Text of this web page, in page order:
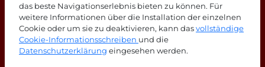
das beste Navigationserlebnis bieten zu können. Für
weitere Informationen über die Installation der einzelnen
Cookie oder um sie zu deaktivieren, kann dasvollständige
Cookie-Informationsschreiben und die
Datenschutzerklärung eingesehen werden.
Suchen Sie nach Antworten?
Schauen Sie sich unsere FAQ-Seite an!